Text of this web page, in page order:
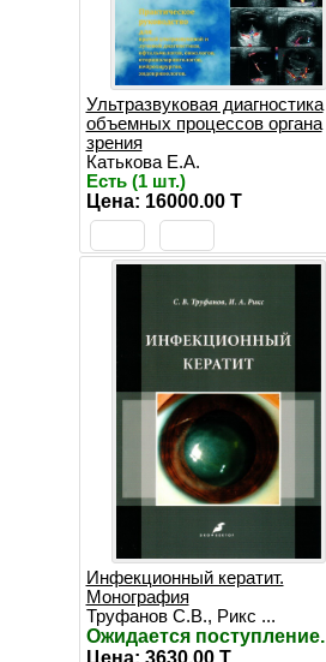
Ультразвуковая диагностика
объемных процессов органа
зрения
Катькова Е.А.
Есть (1 шт.)
Цена: 16000.00 T
Инфекционный кератит.
Монография
Труфанов С.В., Рикс ...
Ожидается поступление.
Цена: 3630.00 T